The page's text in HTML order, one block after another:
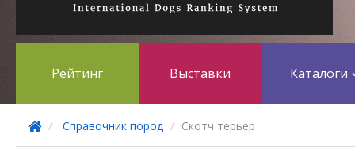
Рейтинг Выставки Каталоги
Справочник пород Скотч терьер